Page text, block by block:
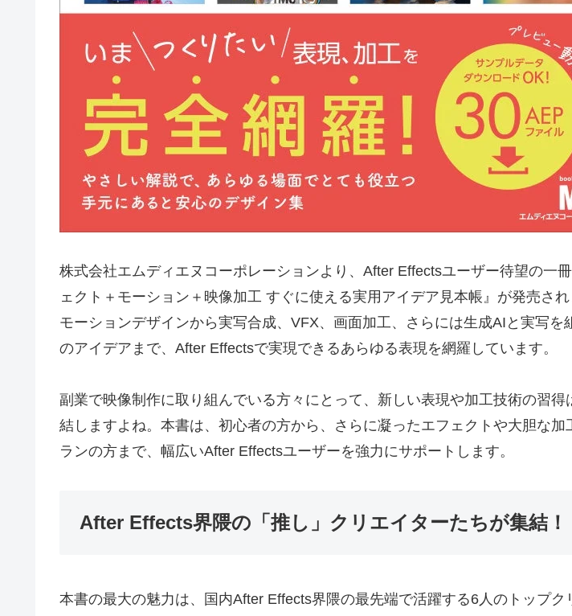
株式会社エムディエヌコーポレーションより、After Effectsユーザー待望の一
ェクト＋モーション＋映像加工 すぐに使える実用アイデア見本帳』が発売され
モーションデザインから実写合成、VFX、画面加工、さらには生成AIと実写を
のアイデアまで、After Effectsで実現できるあらゆる表現を網羅しています。
副業で映像制作に取り組んでいる方々にとって、新しい表現や加工技術の習得
結しますよね。本書は、初心者の方から、さらに凝ったエフェクトや大胆な加
ランの方まで、幅広いAfter Effectsユーザーを強力にサポートします。
After Effects界隈の「推し」クリエイターたちが集結！
本書の最大の魅力は、国内After Effects界隈の最先端で活躍する6人のトップク